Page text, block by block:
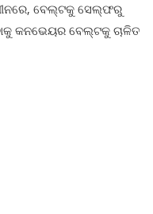
ବେଲ୍ଟକୁ ସେଲ୍ଫରୁ
କନଭେୟର ବେଲ୍ଟକୁ ଚାଳିତ